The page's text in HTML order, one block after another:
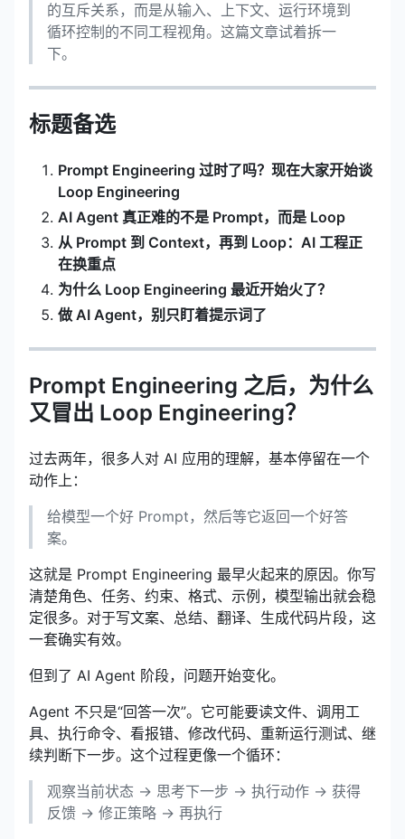
的互斥关系，而是从输入、上下文、运行环境到
循环控制的不同工程视角。这篇文章试着拆一
下。
标题备选
Prompt Engineering 过时了吗？现在大家开始谈
Loop Engineering
AI Agent 真正难的不是 Prompt，而是 Loop
从 Prompt 到 Context，再到 Loop：AI 工程正
在换重点
为什么 Loop Engineering 最近开始火了？
做 AI Agent，别只盯着提示词了
Prompt Engineering 之后，为什么
又冒出 Loop Engineering？
过去两年，很多人对 AI 应用的理解，基本停留在一个
动作上：
给模型一个好 Prompt，然后等它返回一个好答
案。
这就是 Prompt Engineering 最早火起来的原因。你写
清楚角色、任务、约束、格式、示例，模型输出就会稳
定很多。对于写文案、总结、翻译、生成代码片段，这
一套确实有效。
但到了 AI Agent 阶段，问题开始变化。
Agent 不只是“回答一次”。它可能要读文件、调用工
具、执行命令、看报错、修改代码、重新运行测试、继
续判断下一步。这个过程更像一个循环：
观察当前状态 → 思考下一步 → 执行动作 → 获得
反馈 → 修正策略 → 再执行